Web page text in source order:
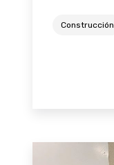
Construcción